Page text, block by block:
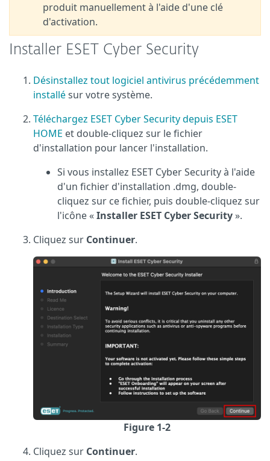
produit manuellement à l'aide d'une clé
d'activation.
Installer ESET Cyber Security
Désinstallez tout logiciel antivirus précédemment
installésur votre système.
Téléchargez ESET Cyber Security depuis ESET
HOME et double-cliquez sur le fichier
d'installation pour lancer l'installation.
Si vous installez ESET Cyber Security à l'aide
d'un fichier d'installation .dmg, double-
cliquez sur ce fichier, puis double-cliquez sur
l'icône «Installer ESET Cyber Security».
Cliquez sur Continuer.
Figure 1-2
Cliquez sur Continuer.